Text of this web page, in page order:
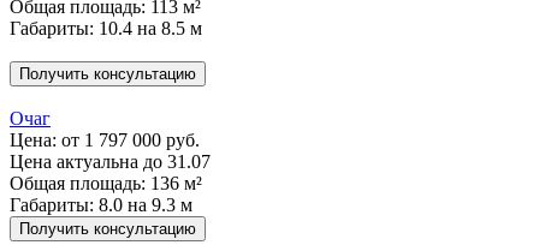
Общая площадь: 113 м²
Габариты: 10.4 на 8.5 м
Получить консультацию
Очаг
Цена: от 1 797 000 руб.
Цена актуальна до 31.07
Общая площадь: 136 м²
Габариты: 8.0 на 9.3 м
Получить консультацию